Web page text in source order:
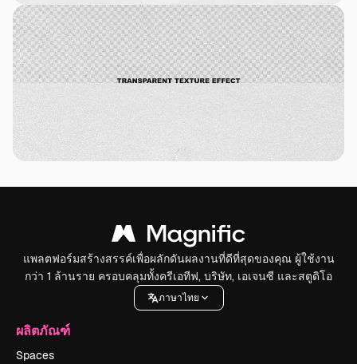
แพลตฟอร์มสร้างสรรค์เพื่อผลักดันผลงานที่ดีที่สุดของคุณ ผู้ใช้งาน
กว่า 1 ล้านราย ครอบคลุมทั้งครีเอทีฟ, บริษัท, เอเจนซี และสตูดิโอ
ภาษาไทย
ผลิตภัณฑ์
Spaces